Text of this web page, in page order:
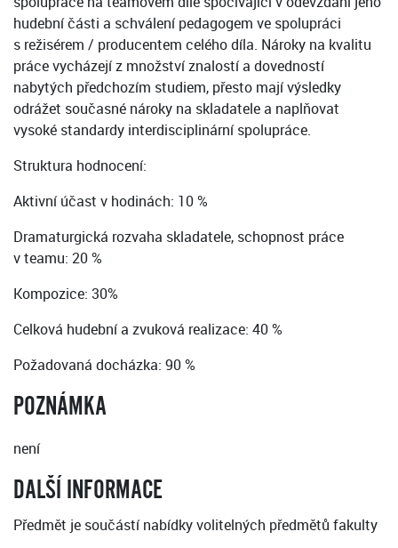
hudební části a schválení pedagogem ve spolupráci
s režisérem / producentem celého díla. Nároky na kvalitu
práce vycházejí z množství znalostí a dovedností
nabytých předchozím studiem, přesto mají výsledky
odrážet současné nároky na skladatele a naplňovat
vysoké standardy interdisciplinární spolupráce.
Struktura hodnocení:
Aktivní účast v hodinách: 10 %
Dramaturgická rozvaha skladatele, schopnost práce
v teamu: 20 %
Kompozice: 30%
Celková hudební a zvuková realizace: 40 %
Požadovaná docházka: 90 %
POZNÁMKA
není
DALŠÍ INFORMACE
Předmět je součástí nabídky volitelných předmětů fakulty